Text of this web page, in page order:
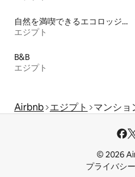
自然を満喫できるエコロッジの宿泊施設
エジプト
B&B
エジプト
Airbnb エジプト マンショ
© 2026
プライバシー